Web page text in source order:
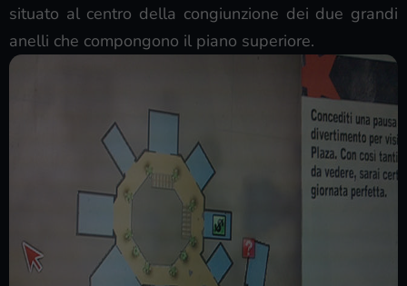
situato al centro della congiunzione dei due grandi
anelli che compongono il piano superiore.